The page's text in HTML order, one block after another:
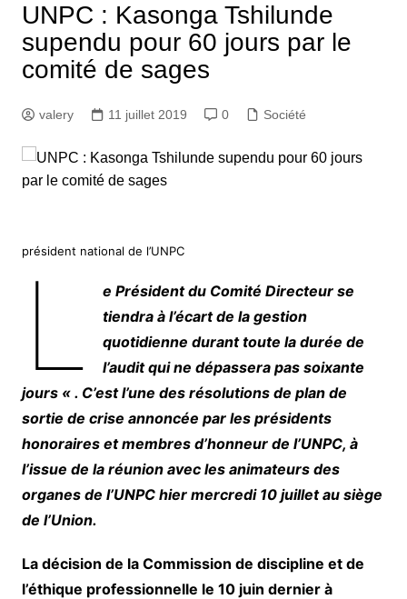
UNPC : Kasonga Tshilunde
supendu pour 60 jours par le
comité de sages
valery 11 juillet 2019 0 Société
président national de l’UNPC
L
e Président du Comité Directeur se
tiendra à l’écart de la gestion
quotidienne durant toute la durée de
l’audit qui ne dépassera pas soixante
jours « . C’est l’une des résolutions de plan de
sortie de crise annoncée par les présidents
honoraires et membres d’honneur de l’UNPC, à
l’issue de la réunion avec les animateurs des
organes de l’UNPC hier mercredi 10 juillet au siège
de l’Union.
La décision de la Commission de discipline et de
l’éthique professionnelle le 10 juin dernier à